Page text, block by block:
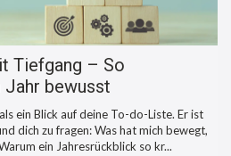
Tiefgang – So
bewusst
ein Blick auf deine To-do-Liste. Er ist
dich zu fragen: Was hat mich bewegt,
ein Jahresrückblick so kr...